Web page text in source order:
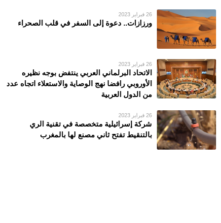
26 فبراير 2023
ورزازات.. دعوة إلى السفر في قلب الصحراء
26 فبراير 2023
الاتحاد البرلماني العربي ينتفض بوجه نظيره
الأوروبي رافضا نهج الوصاية والاستعلاء اتجاه عدد
من الدول العربية
26 فبراير 2023
شركة إسرائيلية متخصصة في تقنية الري
بالتنقيط تفتح ثاني مصنع لها بالمغرب